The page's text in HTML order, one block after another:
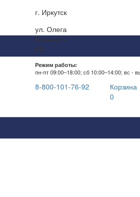
г. Иркутск
ул. Олега
Кошевого
65г
Режим работы:
пн-пт 09:00–18:00; сб 10:00–14:00; вс -
8-800-101-76-92
Корзина
0